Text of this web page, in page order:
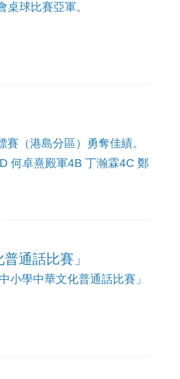
球比賽亞軍。
（港島分區）勇奪佳績。
何卓熹殿軍4B 丁瀚霖4C 鄭
通話比賽」
學中華文化普通話比賽」